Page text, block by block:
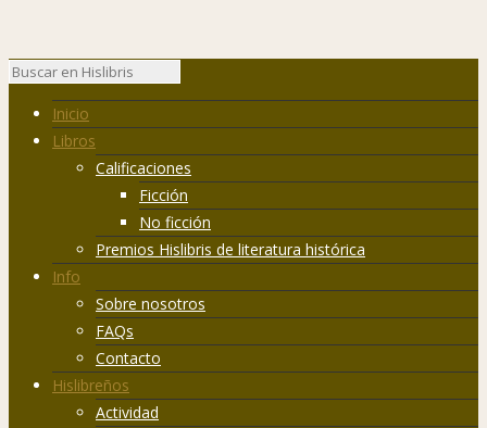
Inicio
Libros
Calificaciones
Ficción
No ficción
Premios Hislibris de literatura histórica
Info
Sobre nosotros
FAQs
Contacto
Hislibreños
Actividad